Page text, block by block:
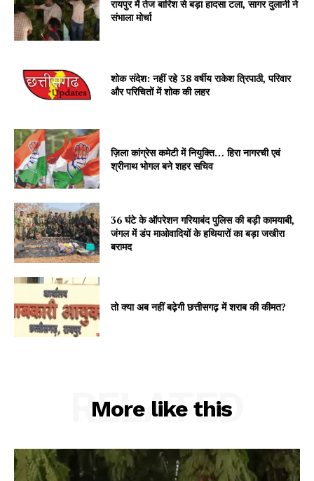
रायपुर में तेज बारिश से बड़ा हादसा टला, सागर दुलानी ने
संभाला मोर्चा
शोक संदेश: नहीं रहे 38 वर्षीय राकेश त्रिपाठी, परिवार
और परिचितों में शोक की लहर
ज़िला कांग्रेस कमेटी में नियुक्ति… हिरा नागरची एवं
श्रीनाथ भोगल बने शहर सचिव
36 घंटे के ऑपरेशन गरियाबंद पुलिस की बड़ी कामयाबी,
जंगल में डंप माओवादियों के हथियारों का बड़ा जखीरा
बरामद
तो क्या अब नहीं बढ़ेगी छत्तीसगढ़ में शराब की कीमत?
More like this
RELATED